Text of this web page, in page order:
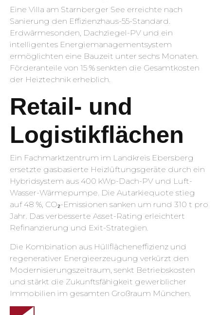
Eine Villa am Starnberger See erreichte nach
Sanierung den Effizienzhaus-55-Standard.
Erdwärmesonden, Dachziegel-PV und ein
intelligentes Energiemanagementsystem
ermöglichten eine Bauzeit unter sechs Monaten.
Förderanteile von 15 % senkten die Gesamtkosten
der Heiztechnik erheblich.
Retail- und
Logistikflächen
Ein Fachmarktzentrum im Landkreis Ebersberg
ersetzte gasbasierte Heizlüftungsgeräte durch ein
Hybridsystem aus 400 kWp-Dach-PV und Luft-
Wasser-Wärmepumpe. Die Autarkiequote stieg
auf 48 %, CO₂-Emissionen sanken um rund 310 t pro
Jahr. Das verbesserte Asset-Rating erleichtert
Refinanzierung und Exit-Strategien.
Die Kombination aus Hüllflächeneffizienz und
regenerativer Energieerzeugung verkürzt den
Modernisierungszeitraum, senkt Betriebskosten
und stärkt die Zukunftsfähigkeit gewerblicher
Immobilien im gesamten Großraum München.